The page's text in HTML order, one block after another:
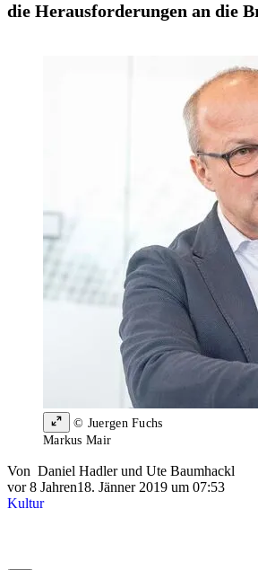
die Herausforderungen an die
© Juergen Fuchs
Markus Mair
Von Daniel Hadlerund Ute Baumhackl
vor 8 Jahren18. Jänner 2019 um 07:53
Kultur